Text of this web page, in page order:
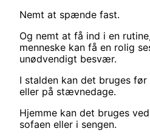
Nemt at spænde fast.
Og nemt at få ind i en
menneske kan få en rolig
unødvendigt besvær.
I stalden kan det bruges
eller på stævnedage.
Hjemme kan det bruges
sofaen eller i sengen.